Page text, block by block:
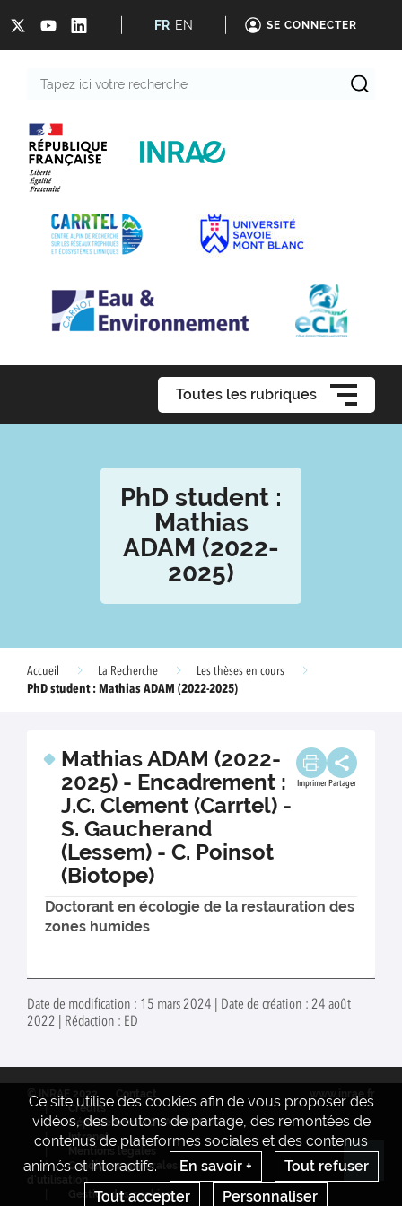
FR EN SE CONNECTER
recherche
Toutes les rubriques
PhD student :
Mathias
ADAM (2022-
2025)
Accueil La Recherche
Les thèses en cours
PhD student : Mathias ADAM (2022-2025)
Mathias ADAM (2022-
2025) - Encadrement :
J.C. Clement (Carrtel) -
S. Gaucherand
(Lessem) - C. Poinsot
(Biotope)
Imprimer Partager
Doctorant en écologie de la restauration des
zones humides
Date de modification : 15 mars 2024 | Date de création : 24 août
2022 | Rédaction : ED
Ce site utilise des cookies afin de vous proposer des
vidéos, des boutons de partage, des remontées de
contenus de plateformes sociales et des contenus
animés et interactifs.
En savoir +
Tout refuser
Tout accepter
Personnaliser
© INRAE 2022
Contact
Crédits
Département AQUA INRAE
Intranet
Mentions legales
Conditions générales
d'utilisation
Gestion des cookies
www.inrae.fr